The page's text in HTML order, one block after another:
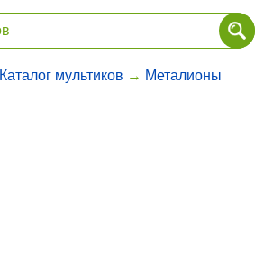
Каталог мультиков → Металионы